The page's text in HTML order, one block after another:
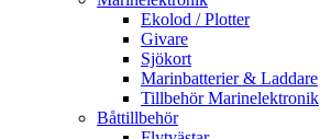
Ekolod / Plotter
Givare
Sjökort
Marinbatterier & Laddare
Tillbehör Marinelektronik
Båttillbehör